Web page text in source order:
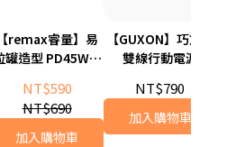
【remax睿量】易
罐造型 PD45W快
據線套裝雙口充電
頭
NT$590
NT$690
加入購物車
【GUXON】巧方塊
雙線行動電源
NT$790
加入購物車